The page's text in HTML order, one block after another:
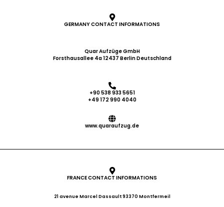
GERMANY CONTACT INFORMATIONS
Quar Aufzüge GmbH
Forsthausallee 4a 12437 Berlin Deutschland
+90 538 933 5651
+49 172 990 4040
www.quaraufzug.de
FRANCE CONTACT INFORMATIONS
21 avenue Marcel Dassault 93370 Montfermeil